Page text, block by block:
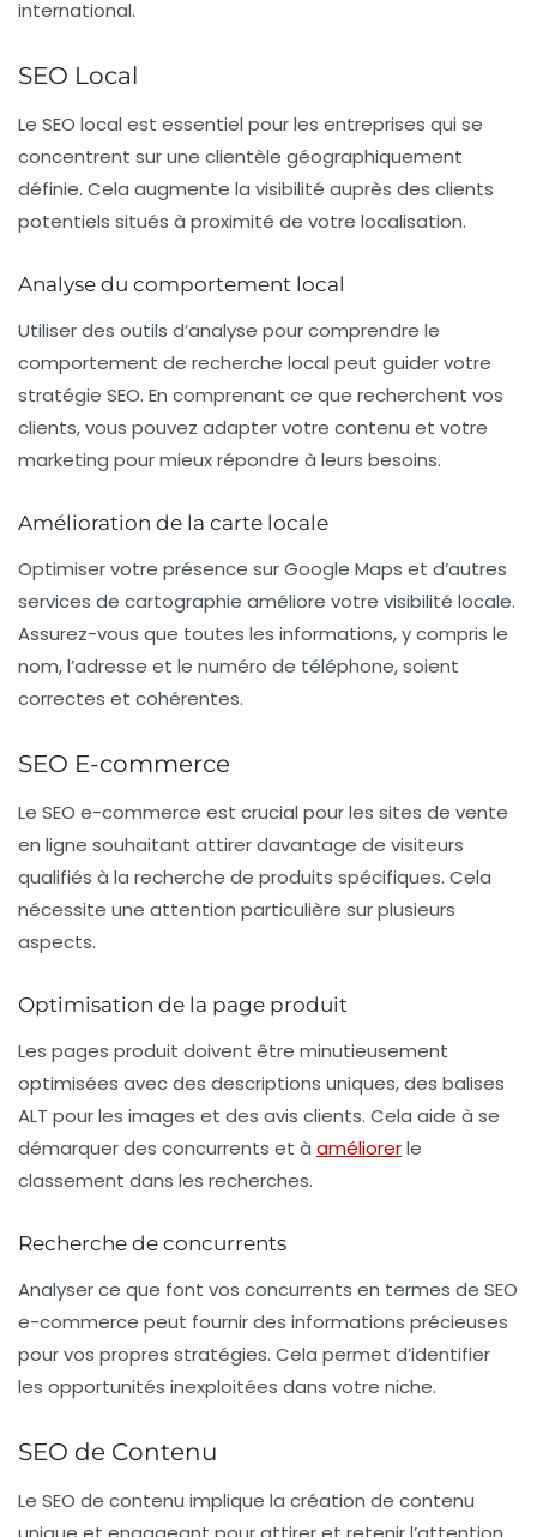
international.
SEO Local
Le SEO local est essentiel pour les entreprises qui se
concentrent sur une clientèle géographiquement
définie. Cela augmente la visibilité auprès des clients
potentiels situés à proximité de votre localisation.
Analyse du comportement local
Utiliser des outils d’analyse pour comprendre le
comportement de recherche local peut guider votre
stratégie SEO. En comprenant ce que recherchent vos
clients, vous pouvez adapter votre contenu et votre
marketing pour mieux répondre à leurs besoins.
Amélioration de la carte locale
Optimiser votre présence sur Google Maps et d’autres
services de cartographie améliore votre visibilité locale.
Assurez-vous que toutes les informations, y compris le
nom, l’adresse et le numéro de téléphone, soient
correctes et cohérentes.
SEO E-commerce
Le SEO e-commerce est crucial pour les sites de vente
en ligne souhaitant attirer davantage de visiteurs
qualifiés à la recherche de produits spécifiques. Cela
nécessite une attention particulière sur plusieurs
aspects.
Optimisation de la page produit
Les pages produit doivent être minutieusement
optimisées avec des descriptions uniques, des balises
ALT pour les images et des avis clients. Cela aide à se
démarquer des concurrents et à améliorerle
classement dans les recherches.
Recherche de concurrents
Analyser ce que font vos concurrents en termes de SEO
e-commerce peut fournir des informations précieuses
pour vos propres stratégies. Cela permet d’identifier
les opportunités inexploitées dans votre niche.
SEO de Contenu
Le SEO de contenu implique la création de contenu